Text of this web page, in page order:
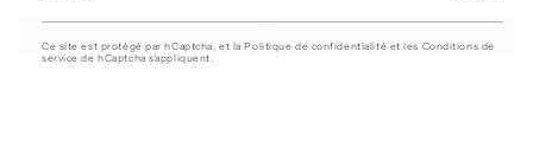
Ce site est protégé par hCaptcha, et laPolitique de confidentialité et les Conditions de
service de hCaptcha s’appliquent.